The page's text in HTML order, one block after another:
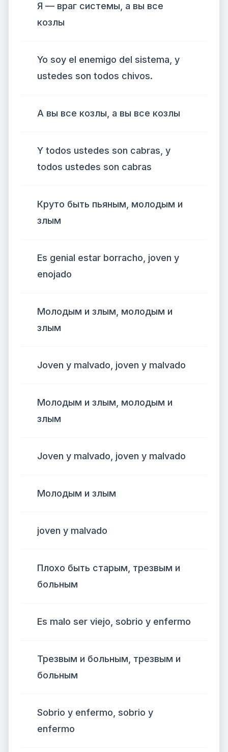
Я — враг системы, а вы все
козлы
Yo soy el enemigo del sistema, y ​​
ustedes son todos chivos.
А вы все козлы, а вы все козлы
Y todos ustedes son cabras, y
todos ustedes son cabras
Круто быть пьяным, молодым и
злым
Es genial estar borracho, joven y
enojado
Молодым и злым, молодым и
злым
Joven y malvado, joven y malvado
Молодым и злым, молодым и
злым
Joven y malvado, joven y malvado
Молодым и злым
joven y malvado
Плохо быть старым, трезвым и
больным
Es malo ser viejo, sobrio y enfermo
Трезвым и больным, трезвым и
больным
Sobrio y enfermo, sobrio y
enfermo